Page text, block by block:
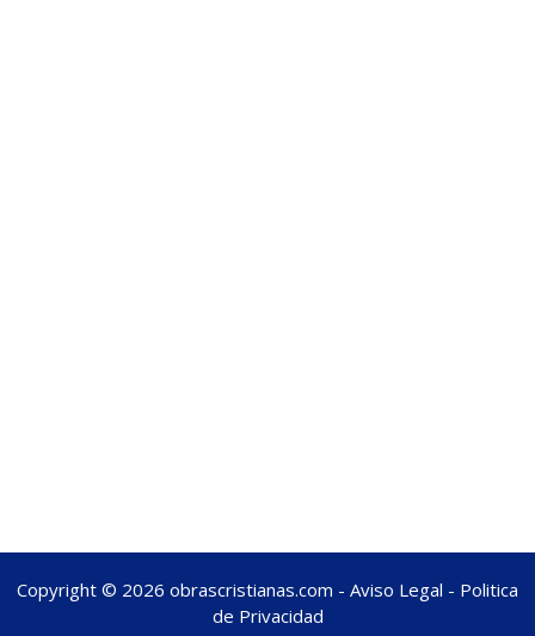
Copyright © 2026 obrascristianas.com - Aviso Legal - Politica
de Privacidad